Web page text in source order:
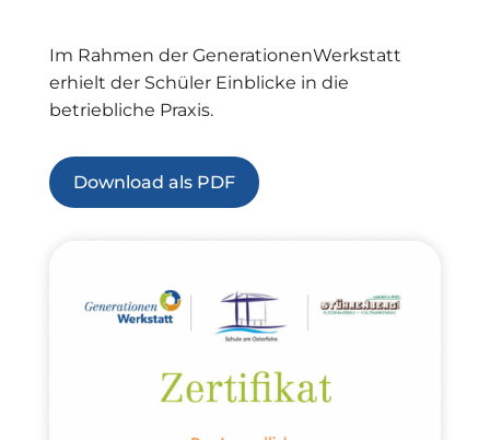
Im Rahmen der GenerationenWerkstatt
erhielt der Schüler Einblicke in die
betriebliche Praxis.
Download als PDF